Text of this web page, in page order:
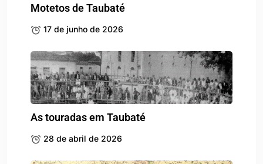
Motetos de Taubaté
17 de junho de 2026
As touradas em Taubaté
28 de abril de 2026